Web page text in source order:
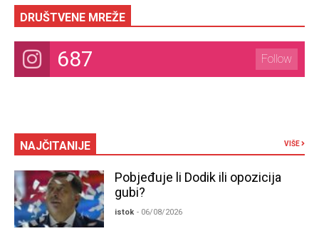
DRUŠTVENE MREŽE
687 Follow
NAJČITANIJE VIŠE
Pobjeđuje li Dodik ili opozicija
gubi?
istok - 06/08/2026